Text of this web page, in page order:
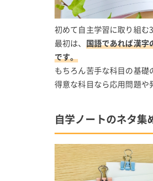
初めて自主学習に取り組む
最初は、 国語であれば漢字
です。
もちろん苦手な科目の基礎
得意な科目なら応用問題や
自学ノートのネタ集